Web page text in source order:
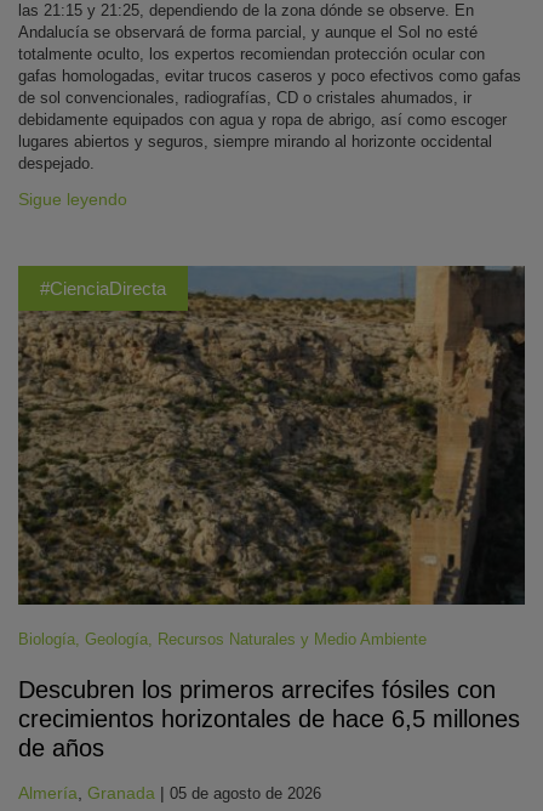
las 21:15 y 21:25, dependiendo de la zona dónde se observe. En
Andalucía se observará de forma parcial, y aunque el Sol no esté
totalmente oculto, los expertos recomiendan protección ocular con
gafas homologadas, evitar trucos caseros y poco efectivos como gafas
de sol convencionales, radiografías, CD o cristales ahumados, ir
debidamente equipados con agua y ropa de abrigo, así como escoger
lugares abiertos y seguros, siempre mirando al horizonte occidental
despejado.
Sigue leyendo
#CienciaDirecta
Biología, Geología, Recursos Naturales y Medio Ambiente
Descubren los primeros arrecifes fósiles con
crecimientos horizontales de hace 6,5 millones
de años
Almería, Granada | 05 de agosto de 2026